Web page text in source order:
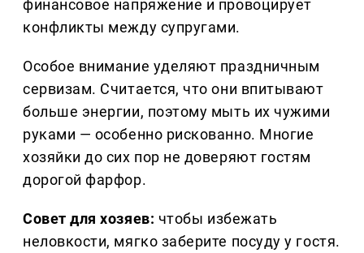
финансовое напряжение и провоцирует
конфликты между супругами.
Особое внимание уделяют праздничным
сервизам. Считается, что они впитывают
больше энергии, поэтому мыть их чужими
руками — особенно рискованно. Многие
хозяйки до сих пор не доверяют гостям
дорогой фарфор.
Совет для хозяев: чтобы избежать
неловкости, мягко заберите посуду у гостя.